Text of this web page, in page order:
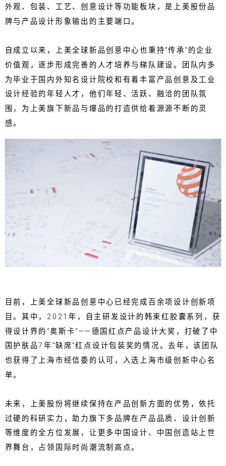
外观、包装、工艺、创意设计等功能板块，是上美股份品
牌与产品设计形象输出的主要端口。
自成立以来，上美全球新品创意中心也秉持“传承”的企业
价值观，逐步形成完善的人才培养与梯队建设。团队内多
为毕业于国内外知名设计院校和有着丰富产品创意及工业
设计经验的年轻人才，他们年轻、活跃、融洽的团队氛
围，为上美旗下新品与爆品的打造供给着源源不断的灵
感。
目前，上美全球新品创意中心已经完成百余项设计创新项
目。其中，2021年，自主研发设计的韩束红胶囊系列，获
得设计界的“奥斯卡”——德国红点产品设计大奖，打破了中
国护肤品7年“缺席”红点设计包装奖的情况。去年，该团队
也获得了上海市经信委的认可，入选上海市级创新中心名
单。
未来，上美股份将继续保持在产品创新方面的优势，依托
过硬的科研实力，助力旗下多品牌在产品品质、设计创新
等维度的全方位发展，让更多中国设计、中国创造站上世
界舞台，占领国际时尚潮流制高点。